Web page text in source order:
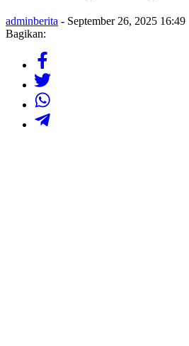
adminberita - September 26, 2025 16:49
Bagikan: